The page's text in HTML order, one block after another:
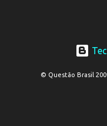
© Questão Brasil